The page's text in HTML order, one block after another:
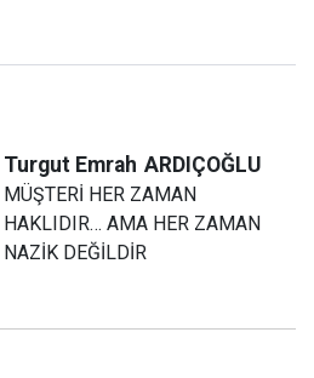
Turgut Emrah ARDIÇOĞLU
MÜŞTERİ HER ZAMAN
HAKLIDIR… AMA HER ZAMAN
NAZİK DEĞİLDİR